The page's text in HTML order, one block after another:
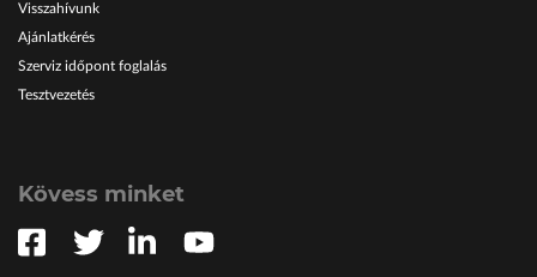
Visszahívunk
Ajánlatkérés
Szerviz időpont foglalás
Tesztvezetés
Kövess minket